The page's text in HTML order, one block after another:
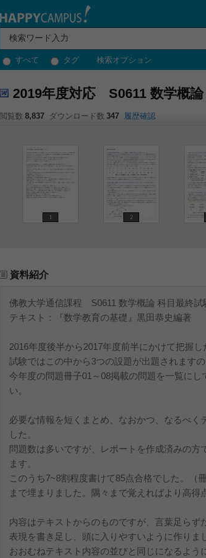
すべて タグ 検索オプション
2019年度対応 S0611 数学概
閲覧数 8,837 ダウンロード数 347 履歴確認
1 2
資料紹介
佛教大学通信課程 S0611 数学概論 科目最終試
テキスト：『数学教育の基礎』黒田恭史編著
2016年度後半から2017年度前半にかけて把握し
試験ではこの中から3つの設題が出題されます
今年度の問題冊子01～08掲載の問題を一覧に
い。
必要な情報を短くまとめ、なおかつ、なるべく
した。
問題数は多いですが、レポートを作成済みの
ます。
このうち7~8割程度書けて85点合格でした。（
まで埋まりました。隅々まで覚えればより高得
内容はテキストからのものですが、言葉足ら
表現を書き足し、頭に入りやすいように作りま
おおむねテキスト内容の並びと同じになるよ